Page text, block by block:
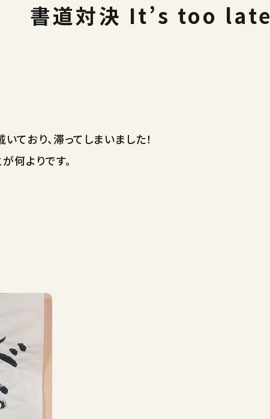
書道対決 It’s too late
おり、滞ってしまいました！
何よりです。